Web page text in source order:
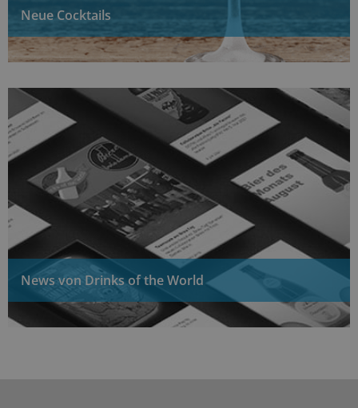
Neue Cocktails
News von Drinks of the World